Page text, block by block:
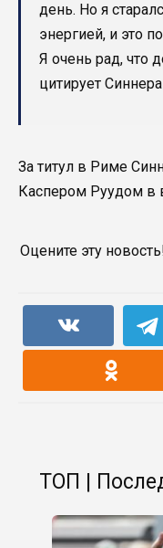
день. Но я
энергией, и это
Я очень рад, что
цитирует
За титул в Риме
Каспером Руудом в
Оцените эту
ТОП |